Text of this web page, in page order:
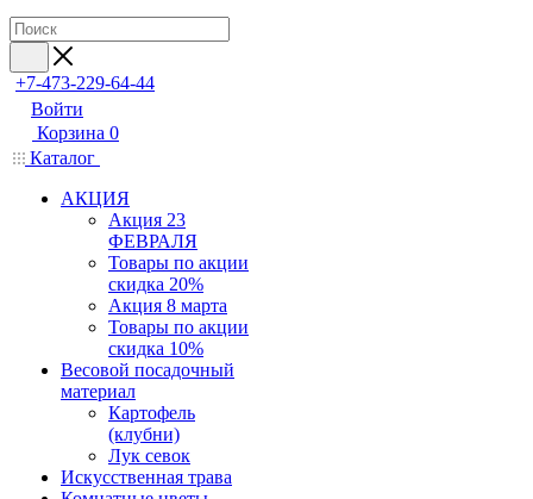
+7-473-229-64-44
Войти
Корзина 0
Каталог
АКЦИЯ
Акция 23
ФЕВРАЛЯ
Товары по акции
скидка 20%
Акция 8 марта
Товары по акции
скидка 10%
Весовой посадочный
материал
Картофель
(клубни)
Лук севок
Искусственная трава